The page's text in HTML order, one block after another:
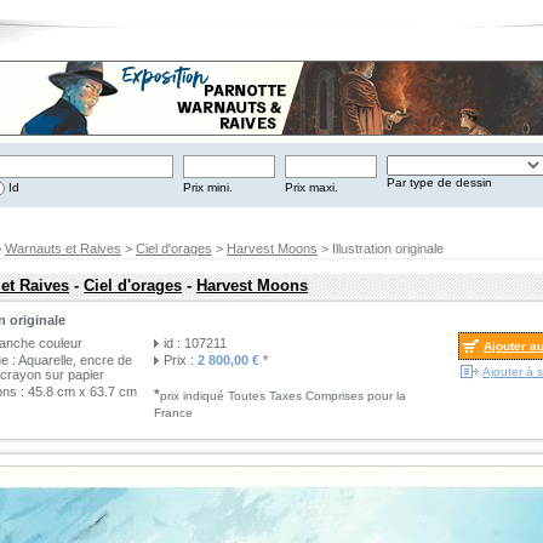
Id Prix mini. Prix maxi. Par type de dessin
Warnauts et Raives > Ciel d'orages > Harvest Moons > Illustration originale
Raives-Ciel d'orages-Harvest Moons
originale
couleur
: Aquarelle, encre de
sur papier
: 45.8 cm x 63.7 cm
id : 107211
Prix :2 800,00 € *
*prix indiqué Toutes Taxes Comprises pour la
France
Ajouter
Ajouter à